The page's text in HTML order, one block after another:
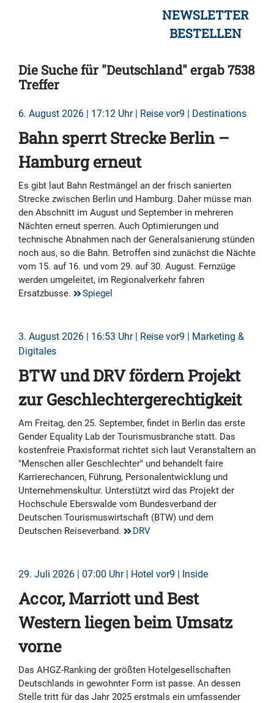
NEWSLETTER
BESTELLEN
Die Suche für "Deutschland" ergab 7538
Treffer
6. August 2026 | 17:12 Uhr | Reise vor9 | Destinations
Bahn sperrt Strecke Berlin –
Hamburg erneut
Es gibt laut Bahn Restmängel an der frisch sanierten
Strecke zwischen Berlin und Hamburg. Daher müsse man
den Abschnitt im August und September in mehreren
Nächten erneut sperren. Auch Optimierungen und
technische Abnahmen nach der Generalsanierung stünden
noch aus, so die Bahn. Betroffen sind zunächst die Nächte
vom 15. auf 16. und vom 29. auf 30. August. Fernzüge
werden umgeleitet, im Regionalverkehr fahren
Ersatzbusse.
Spiegel
3. August 2026 | 16:53 Uhr | Reise vor9 | Marketing &
Digitales
BTW und DRV fördern Projekt
zur Geschlechtergerechtigkeit
Am Freitag, den 25. September, findet in Berlin das erste
Gender Equality Lab der Tourismusbranche statt. Das
kostenfreie Praxisformat richtet sich laut Veranstaltern an
"Menschen aller Geschlechter" und behandelt faire
Karrierechancen, Führung, Personalentwicklung und
Unternehmenskultur. Unterstützt wird das Projekt der
Hochschule Eberswalde vom Bundesverband der
Deutschen Tourismuswirtschaft (BTW) und dem
Deutschen Reiseverband.
DRV
29. Juli 2026 | 07:00 Uhr | Hotel vor9 | Inside
Accor, Marriott und Best
Western liegen beim Umsatz
vorne
Das AHGZ-Ranking der größten Hotelgesellschaften
Deutschlands in gewohnter Form ist passe. An dessen
Stelle tritt für das Jahr 2025 erstmals ein umfassender